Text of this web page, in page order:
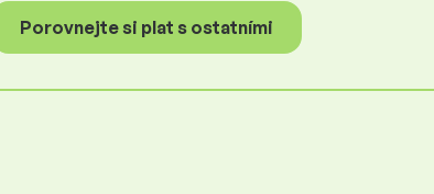
Porovnejte si plat s ostatními